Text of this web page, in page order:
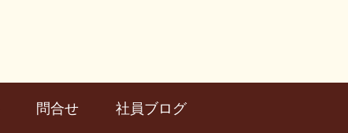
問合せ 社員ブログ